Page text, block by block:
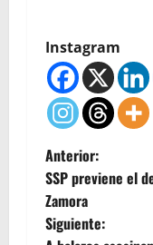
Instagram
N
a
Anterior:
SSP previene el
Zamora
Siguiente: